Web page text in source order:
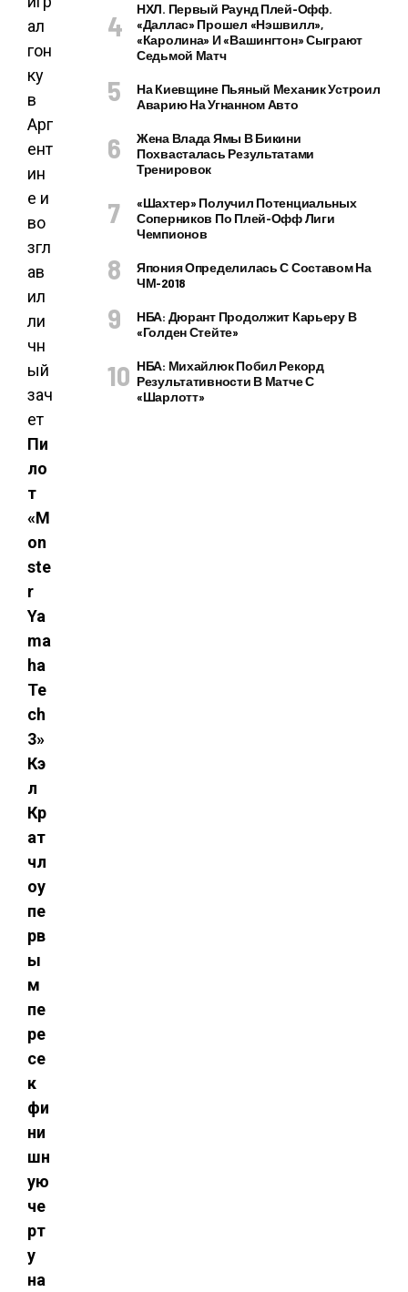
Пи
ло
т
«M
on
ste
r
Ya
ma
ha
Te
ch
3»
Кэ
л
Кр
ат
чл
оу
пе
рв
ы
м
пе
ре
се
к
фи
ни
шн
ую
че
рт
у
на
НХЛ. Первый Раунд Плей-Офф.
«Даллас» Прошел «Нэшвилл»,
«Каролина» И «Вашингтон» Сыграют
Седьмой Матч
На Киевщине Пьяный Механик Устроил
Аварию На Угнанном Авто
Жена Влада Ямы В Бикини
Похвасталась Результатами
Тренировок
«Шахтер» Получил Потенциальных
Соперников По Плей-Офф Лиги
Чемпионов
Япония Определилась С Составом На
ЧМ-2018
НБА: Дюрант Продолжит Карьеру В
«Голден Стейте»
НБА: Михайлюк Побил Рекорд
Результативности В Матче С
«Шарлотт»